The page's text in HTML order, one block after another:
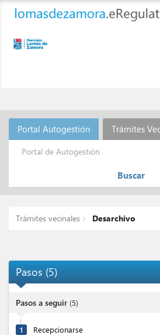
Portal Autogestión Trámites
Portal de Autogestión
Buscar
Trámites vecinales Desarchivo
Pasos (5)
Pasos a seguir (5)
1 Recepcionarse